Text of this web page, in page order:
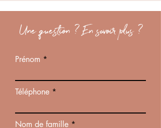
Une question ? En savoir plus ?
Prénom
Téléphone
Nom de famille